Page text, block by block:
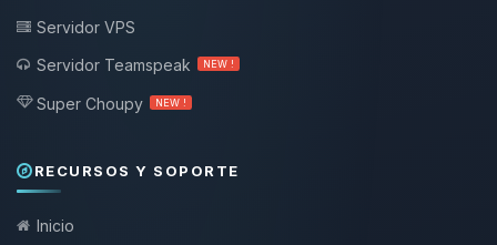
Servidor VPS
Servidor Teamspeak
NEW !
Super Choupy NEW !
RECURSOS Y SOPORTE
Inicio